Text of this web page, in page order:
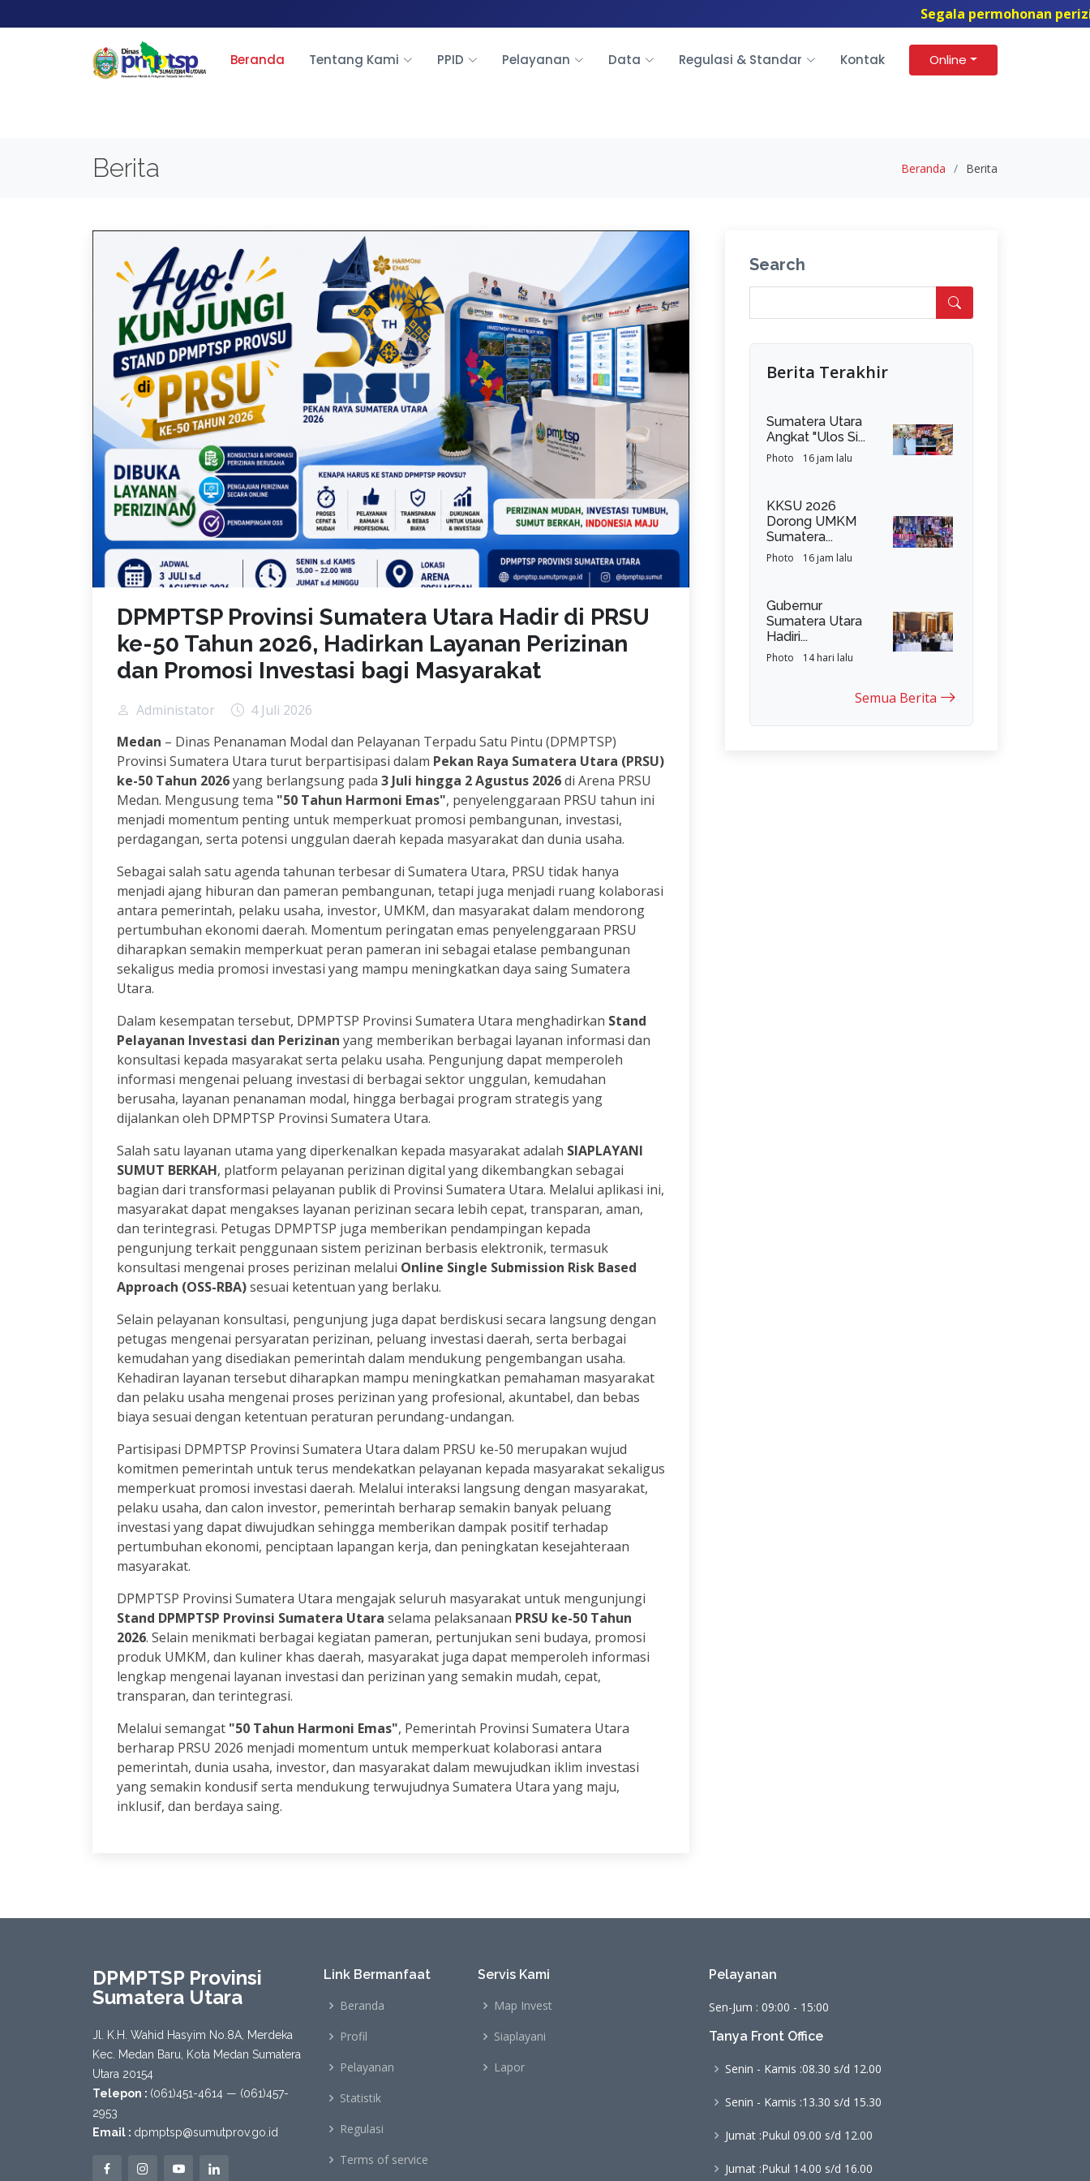
Segala permohonan perizinan
Beranda Tentang Kami PPID Pelayanan Data Regulasi & Standar Kontak Online
Berita Beranda Berita
DPMPTSP Provinsi Sumatera Utara Hadir di PRSU
ke-50 Tahun 2026, Hadirkan Layanan Perizinan
dan Promosi Investasi bagi Masyarakat
Administator
4 Juli 2026
Medan – Dinas Penanaman Modal dan Pelayanan Terpadu Satu Pintu (DPMPTSP)
Provinsi Sumatera Utara turut berpartisipasi dalam Pekan Raya Sumatera Utara (PRSU)
ke-50 Tahun 2026yang berlangsung pada 3 Juli hingga 2 Agustus 2026di Arena PRSU
Medan. Mengusung tema "50 Tahun Harmoni Emas", penyelenggaraan PRSU tahun ini
menjadi momentum penting untuk memperkuat promosi pembangunan, investasi,
perdagangan, serta potensi unggulan daerah kepada masyarakat dan dunia usaha.
Sebagai salah satu agenda tahunan terbesar di Sumatera Utara, PRSU tidak hanya
menjadi ajang hiburan dan pameran pembangunan, tetapi juga menjadi ruang kolaborasi
antara pemerintah, pelaku usaha, investor, UMKM, dan masyarakat dalam mendorong
pertumbuhan ekonomi daerah. Momentum peringatan emas penyelenggaraan PRSU
diharapkan semakin memperkuat peran pameran ini sebagai etalase pembangunan
sekaligus media promosi investasi yang mampu meningkatkan daya saing Sumatera
Utara.
Dalam kesempatan tersebut, DPMPTSP Provinsi Sumatera Utara menghadirkan Stand
Pelayanan Investasi dan Perizinan yang memberikan berbagai layanan informasi dan
konsultasi kepada masyarakat serta pelaku usaha. Pengunjung dapat memperoleh
informasi mengenai peluang investasi di berbagai sektor unggulan, kemudahan
berusaha, layanan penanaman modal, hingga berbagai program strategis yang
dijalankan oleh DPMPTSP Provinsi Sumatera Utara.
Salah satu layanan utama yang diperkenalkan kepada masyarakat adalah SIAPLAYANI
SUMUT BERKAH, platform pelayanan perizinan digital yang dikembangkan sebagai
bagian dari transformasi pelayanan publik di Provinsi Sumatera Utara. Melalui aplikasi ini,
masyarakat dapat mengakses layanan perizinan secara lebih cepat, transparan, aman,
dan terintegrasi. Petugas DPMPTSP juga memberikan pendampingan kepada
pengunjung terkait penggunaan sistem perizinan berbasis elektronik, termasuk
konsultasi mengenai proses perizinan melalui Online Single Submission Risk Based
Approach (OSS-RBA)sesuai ketentuan yang berlaku.
Selain pelayanan konsultasi, pengunjung juga dapat berdiskusi secara langsung dengan
petugas mengenai persyaratan perizinan, peluang investasi daerah, serta berbagai
kemudahan yang disediakan pemerintah dalam mendukung pengembangan usaha.
Kehadiran layanan tersebut diharapkan mampu meningkatkan pemahaman masyarakat
dan pelaku usaha mengenai proses perizinan yang profesional, akuntabel, dan bebas
biaya sesuai dengan ketentuan peraturan perundang-undangan.
Partisipasi DPMPTSP Provinsi Sumatera Utara dalam PRSU ke-50 merupakan wujud
komitmen pemerintah untuk terus mendekatkan pelayanan kepada masyarakat sekaligus
memperkuat promosi investasi daerah. Melalui interaksi langsung dengan masyarakat,
pelaku usaha, dan calon investor, pemerintah berharap semakin banyak peluang
investasi yang dapat diwujudkan sehingga memberikan dampak positif terhadap
pertumbuhan ekonomi, penciptaan lapangan kerja, dan peningkatan kesejahteraan
masyarakat.
DPMPTSP Provinsi Sumatera Utara mengajak seluruh masyarakat untuk mengunjungi
Stand DPMPTSP Provinsi Sumatera Utara selama pelaksanaan PRSU ke-50 Tahun
2026. Selain menikmati berbagai kegiatan pameran, pertunjukan seni budaya, promosi
produk UMKM, dan kuliner khas daerah, masyarakat juga dapat memperoleh informasi
lengkap mengenai layanan investasi dan perizinan yang semakin mudah, cepat,
transparan, dan terintegrasi.
Melalui semangat "50 Tahun Harmoni Emas", Pemerintah Provinsi Sumatera Utara
berharap PRSU 2026 menjadi momentum untuk memperkuat kolaborasi antara
pemerintah, dunia usaha, investor, dan masyarakat dalam mewujudkan iklim investasi
yang semakin kondusif serta mendukung terwujudnya Sumatera Utara yang maju,
inklusif, dan berdaya saing.
Search
Berita Terakhir
Sumatera Utara
Angkat "Ulos Si...
Photo 16 jam lalu
KKSU 2026
Dorong UMKM
Sumatera...
Photo 16 jam lalu
Gubernur
Sumatera Utara
Hadiri...
Photo 14 hari lalu
Semua Berita
DPMPTSP Provinsi
Sumatera Utara
Jl. K.H. Wahid Hasyim No.8A, Merdeka
Kec. Medan Baru, Kota Medan Sumatera
Utara 20154
Telepon : (061)451-4614 — (061)457-
2953
Email : dpmptsp@sumutprov.go.id
Link Bermanfaat
Beranda
Profil
Pelayanan
Statistik
Regulasi
Terms of service
Servis Kami
Map Invest
Siaplayani
Lapor
Pelayanan
Sen-Jum : 09:00 - 15:00
Tanya Front Office
Senin - Kamis :08.30 s/d 12.00
Senin - Kamis :13.30 s/d 15.30
Jumat :Pukul 09.00 s/d 12.00
Jumat :Pukul 14.00 s/d 16.00